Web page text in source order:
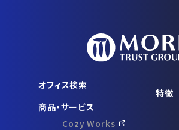
オフィス検索
商品・サービス
Cozy Works
特徴